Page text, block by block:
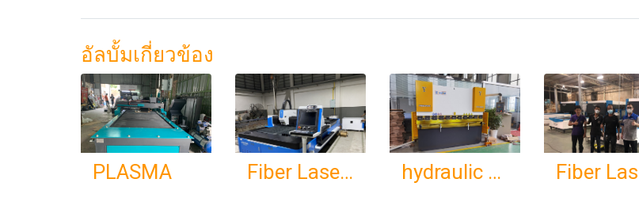
อัลบั้มเกี่ยวข้อง
PLASMA Fiber Laser SF3015G hydraulic folding machine